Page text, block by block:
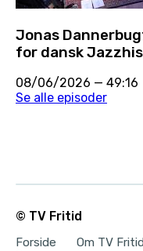
Jonas
for dansk
08/06/2026 — 49:16
Se alle episoder
© TV Fritid
Forside
Om TV Fritid